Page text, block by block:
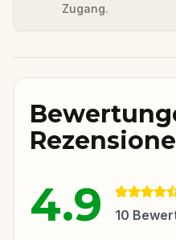
Zugang.
4.9 10